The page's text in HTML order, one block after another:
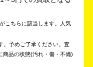
こちらに該当します。人気
予めご了承ください。 査
商品の状態(汚れ・傷・不備)